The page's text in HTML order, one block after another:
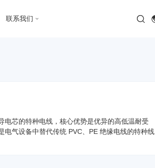
联系我们
电芯的特种电线，核心优势是优异的高低温耐受
气设备中替代传统 PVC、PE 绝缘电线的特种线